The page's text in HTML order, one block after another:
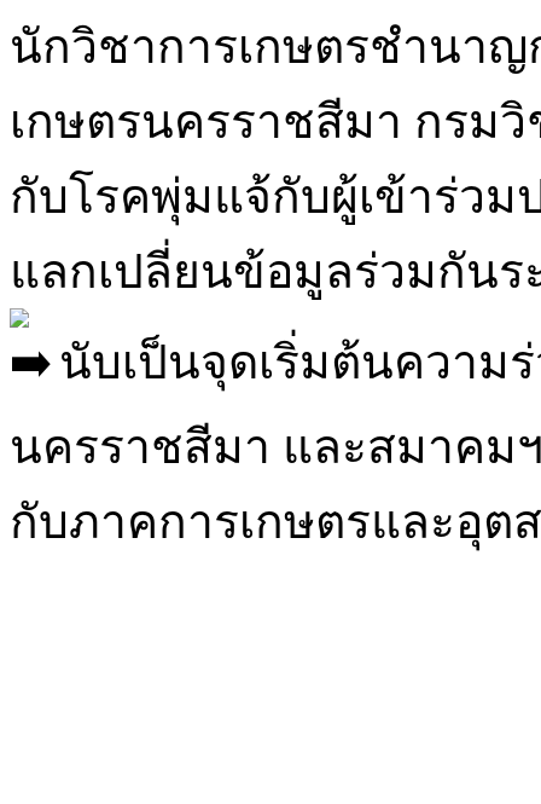
นักวิชาการเกษตรชำนา
เกษตรนครราชสีมา กรม
กับโรคพุ่มแจ้กับผู้เข้าร่วม
แลกเปลี่ยนข้อมูลร่วมกันร
นับเป็นจุดเริ่มต้นความ
นครราชสีมา และสมาคม
กับภาคการเกษตรและอุต